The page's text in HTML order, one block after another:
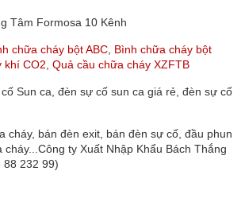
Tâm Formosa 10 Kênh
chữa cháy bột ABC Bình chữa cháy bột
khí CO2 Quả cầu chữa cháy XZFTB
Sun ca, đèn sự cố sun ca giá rẻ, đèn sự cố
cháy, bán đèn exit, bán đèn sự cố, đầu phun
cháy...Công ty Xuất Nhập Khẩu Bách Thắng
88 232 99)